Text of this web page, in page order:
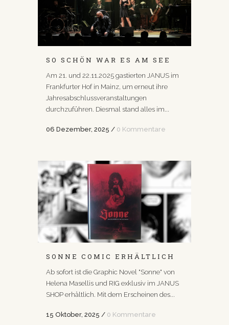
SO SCHÖN WAR ES AM SEE
Am 21. und 22.11.2025 gastierten JANUS im
Frankfurter Hof in Mainz, um erneut ihre
Jahresabschlussveranstaltungen
durchzuführen. Diesmal stand alles im...
06 Dezember, 2025 / 0 Kommentare
SONNE COMIC ERHÄLTLICH
Ab sofort ist die Graphic Novel "Sonne" von
Helena Masellis und RIG exklusiv im JANUS
SHOP erhältlich. Mit dem Erscheinen des...
15 Oktober, 2025 / 0 Kommentare